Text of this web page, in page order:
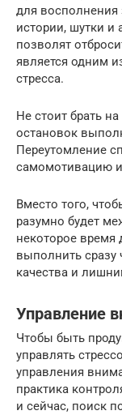
для
истории, шутки и
позволят
является одним
стресса.
Не стоит брать
остановок
Переутомление
самомотивацию
Вместо того,
разумно будет
некоторое время
выполнить сразу
качества и
Управление
Чтобы быть
управлять
управления
практика
и сейчас, поиск